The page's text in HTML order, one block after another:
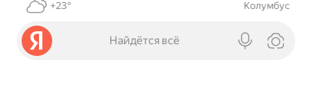
+23° Колумбус
Найдётся всё